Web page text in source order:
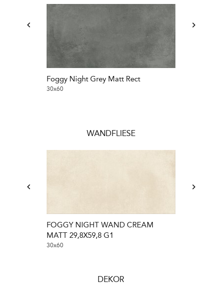
Foggy Night Grey Matt Rect
30x60
WANDFLIESE
FOGGY NIGHT WAND CREAM
MATT 29,8X59,8 G1
30x60
DEKOR